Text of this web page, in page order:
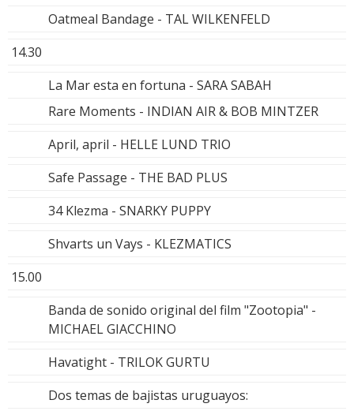
Oatmeal Bandage - TAL WILKENFELD
14.30
La Mar esta en fortuna - SARA SABAH
Rare Moments - INDIAN AIR & BOB MINTZER
April, april - HELLE LUND TRIO
Safe Passage - THE BAD PLUS
34 Klezma - SNARKY PUPPY
Shvarts un Vays - KLEZMATICS
15.00
Banda de sonido original del film "Zootopia" -
MICHAEL GIACCHINO
Havatight - TRILOK GURTU
Dos temas de bajistas uruguayos: